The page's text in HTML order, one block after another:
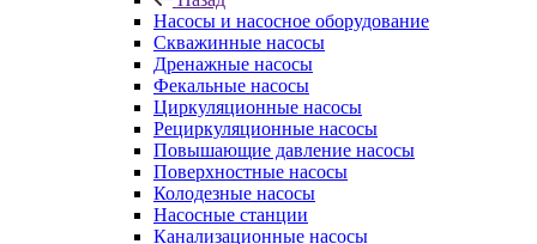
Насосы и насосное оборудование
Скважинные насосы
Дренажные насосы
Фекальные насосы
Циркуляционные насосы
Рециркуляционные насосы
Повышающие давление насосы
Поверхностные насосы
Колодезные насосы
Насосные станции
Канализационные насосы